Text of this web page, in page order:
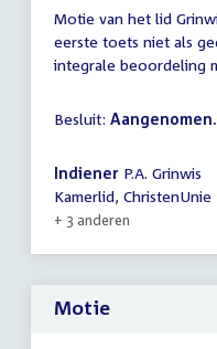
Motie van het lid
eerste toets niet als
integrale beoordeling
Besluit: Aangenomen.
Indiener P.A. Grinwis
Kamerlid, ChristenUnie
+ 3 anderen
Motie